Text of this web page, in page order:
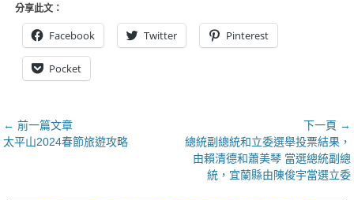
分享此文：
Facebook Twitter Pinterest
Pocket
文
章
← 前一篇文章
上
太平山2024春節旅遊攻略
下一頁 →
下總統副總統和立委選舉投票結果，
由賴清德和蕭美琴 當選總統副總
統，宜蘭縣由陳俊宇當選立委